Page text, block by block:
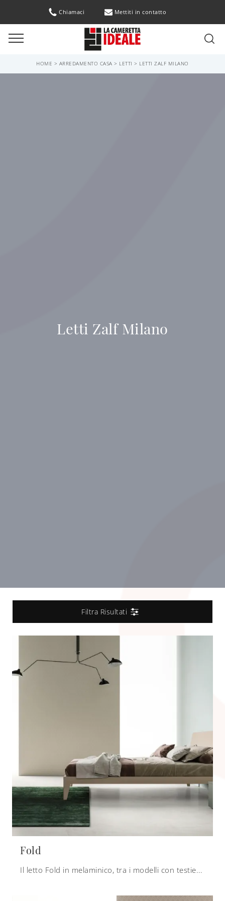
Chiamaci Mettiti in contatto
HOME > ARREDAMENTO CASA > LETTI > LETTI ZALF MILANO
Letti Zalf Milano
Filtra Risultati
Fold
Il letto Fold in melaminico, tra i modelli con testiera matrimoniali moderni di Zalf, è ideale per assicurarti il riposo migliore.